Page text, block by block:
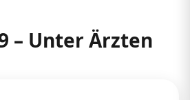
– Unter Ärzten